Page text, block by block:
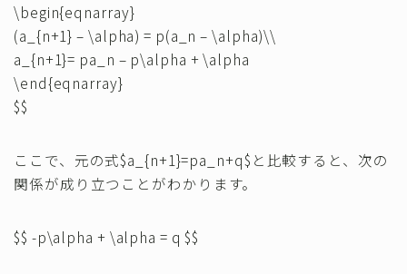
\begin{eqnarray}
(a_{n+1} – \alpha) = p(a_n – \alpha)\\
a_{n+1}= pa_n – p\alpha + \alpha
\end{eqnarray}
$$
ここで、元の式$a_{n+1}=pa_n+q$と比較すると、次の
関係が成り立つことがわかります。
$$ -p\alpha + \alpha = q $$